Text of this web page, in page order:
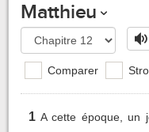
Matthieu
Comparer
1 A cette époque, un